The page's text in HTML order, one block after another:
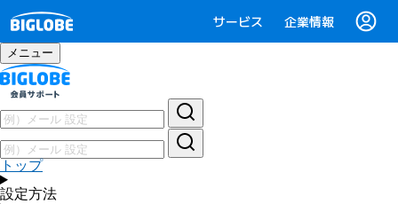
サービス 企業情報
メニュー
トップ
設定方法